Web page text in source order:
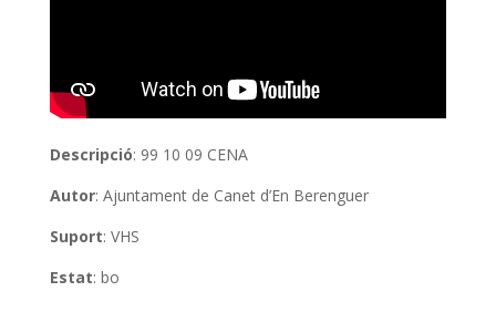
Descripció: 99 10 09 CENA
Autor: Ajuntament de Canet d’En Berenguer
Suport: VHS
Estat: bo